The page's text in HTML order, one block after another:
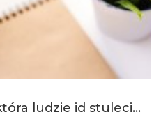
id stuleci...